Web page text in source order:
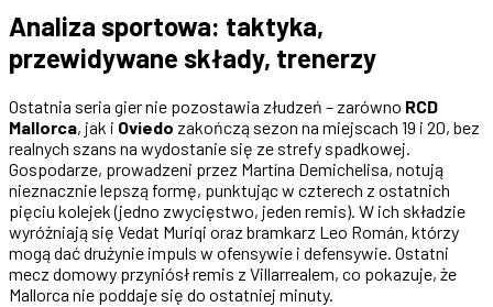
Analiza sportowa: taktyka,
przewidywane składy, trenerzy
Ostatnia seria gier nie pozostawia złudzeń – zarówno RCD
Mallorca, jak i Oviedo zakończą sezon na miejscach 19 i 20, bez
realnych szans na wydostanie się ze strefy spadkowej.
Gospodarze, prowadzeni przez Martína Demichelisa, notują
nieznacznie lepszą formę, punktując w czterech z ostatnich
pięciu kolejek (jedno zwycięstwo, jeden remis). W ich składzie
wyróżniają się Vedat Muriqi oraz bramkarz Leo Román, którzy
mogą dać drużynie impuls w ofensywie i defensywie. Ostatni
mecz domowy przyniósł remis z Villarrealem, co pokazuje, że
Mallorca nie poddaje się do ostatniej minuty.